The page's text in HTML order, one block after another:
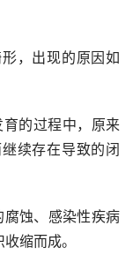
，出现的原因如
的过程中，原来
续存在导致的闭
蚀、感染性疾病
缩而成。